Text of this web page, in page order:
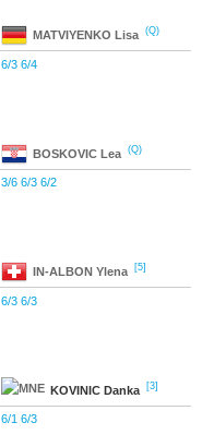
MATVIYENKO Lisa (Q)
6/3 6/4
BOSKOVIC Lea (Q)
3/6 6/3 6/2
IN-ALBON Ylena [5]
6/3 6/3
KOVINIC Danka [3]
6/1 6/3